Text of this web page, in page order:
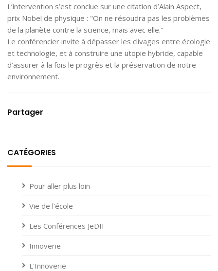
L’intervention s’est conclue sur une citation d’Alain Aspect,
prix Nobel de physique : "On ne résoudra pas les problèmes
de la planète contre la science, mais avec elle."
Le conférencier invite à dépasser les clivages entre écologie
et technologie, et à construire une utopie hybride, capable
d’assurer à la fois le progrès et la préservation de notre
environnement.
Partager
CATÉGORIES
Pour aller plus loin
Vie de l'école
Les Conférences JeDII
Innoverie
L'Innoverie